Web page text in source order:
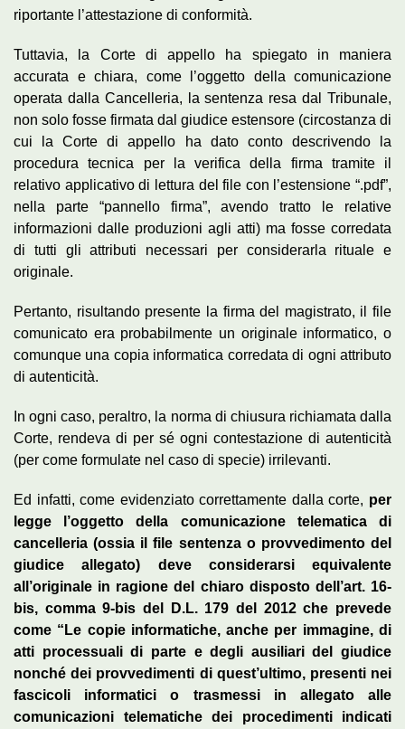
riportante l’attestazione di conformità.
Tuttavia, la Corte di appello ha spiegato in maniera
accurata e chiara, come l’oggetto della comunicazione
operata dalla Cancelleria, la sentenza resa dal Tribunale,
non solo fosse firmata dal giudice estensore (circostanza di
cui la Corte di appello ha dato conto descrivendo la
procedura tecnica per la verifica della firma tramite il
relativo applicativo di lettura del file con l’estensione “.pdf”,
nella parte “pannello firma”, avendo tratto le relative
informazioni dalle produzioni agli atti) ma fosse corredata
di tutti gli attributi necessari per considerarla rituale e
originale.
Pertanto, risultando presente la firma del magistrato, il file
comunicato era probabilmente un originale informatico, o
comunque una copia informatica corredata di ogni attributo
di autenticità.
In ogni caso, peraltro, la norma di chiusura richiamata dalla
Corte, rendeva di per sé ogni contestazione di autenticità
(per come formulate nel caso di specie) irrilevanti.
Ed infatti, come evidenziato correttamente dalla corte, per
legge l’oggetto della comunicazione telematica di
cancelleria (ossia il file sentenza o provvedimento del
giudice allegato) deve considerarsi equivalente
all’originale in ragione del chiaro disposto dell’art. 16-
bis, comma 9-bis del D.L. 179 del 2012 che prevede
come “Le copie informatiche, anche per immagine, di
atti processuali di parte e degli ausiliari del giudice
nonché dei provvedimenti di quest’ultimo, presenti nei
fascicoli informatici o trasmessi in allegato alle
comunicazioni telematiche dei procedimenti indicati